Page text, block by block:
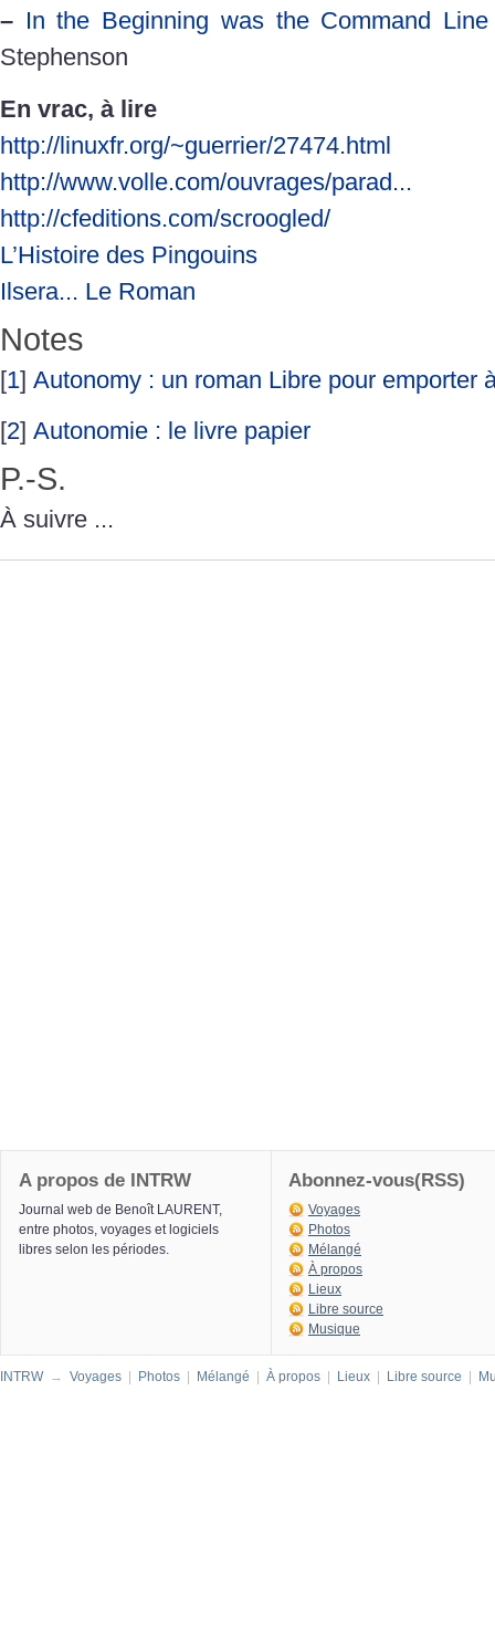
– In the Beginning was the Command Line
Stephenson
En vrac, à lire
http://linuxfr.org/~guerrier/27474.html
http://www.volle.com/ouvrages/parad...
http://cfeditions.com/scroogled/
L’Histoire des Pingouins
Ilsera... Le Roman
Notes
[1] Autonomy : un roman Libre pour emporter
[2] Autonomie : le livre papier
P.-S.
À suivre ...
A propos de INTRW
Journal web de Benoît LAURENT,
entre photos, voyages et logiciels
libres selon les périodes.
Abonnez-vous(RSS)
Voyages
Photos
Mélangé
À propos
Lieux
Libre source
Musique
INTRW → Voyages Photos Mélangé À propos Lieux Libre source